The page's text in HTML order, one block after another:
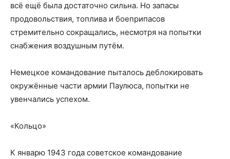
всё ещё была достаточно сильна. Но запасы
продовольствия, топлива и боеприпасов
стремительно сокращались, несмотря на попытки
снабжения воздушным путём.
Немецкое командование пыталось деблокировать
окружённые части армии Паулюса, попытки не
увенчались успехом.
«Кольцо»
К январю 1943 года советское командование